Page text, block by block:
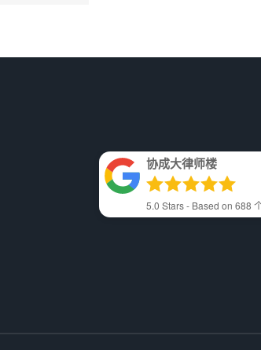
协成大律师楼
5.0 Stars - Based on 688